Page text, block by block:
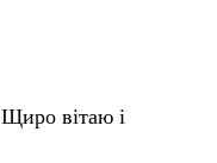
вітаю і